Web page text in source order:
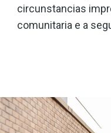
circunstancias
comunitaria e a